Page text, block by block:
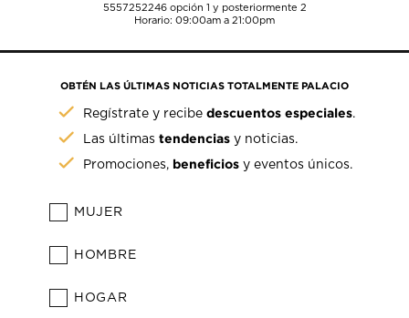
5557252246opción 1 y posteriormente 2
Horario: 09:00am a 21:00pm
OBTÉN LAS ÚLTIMAS NOTICIAS TOTALMENTE PALACIO
Regístrate y recibedescuentos especiales.
Las últimastendencias y noticias.
Promociones, beneficios y eventos únicos.
MUJER
HOMBRE
HOGAR